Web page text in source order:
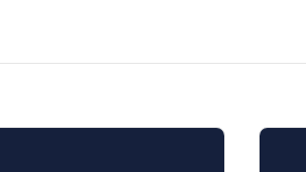
empêchent cet équipage